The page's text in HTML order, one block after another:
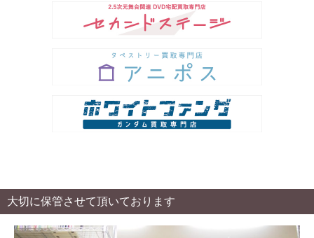
大切に保管させて頂いております